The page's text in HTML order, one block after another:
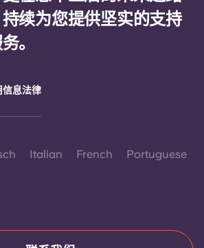
续为您提供坚实的支持
。
信息法律
Italian French Portuguese